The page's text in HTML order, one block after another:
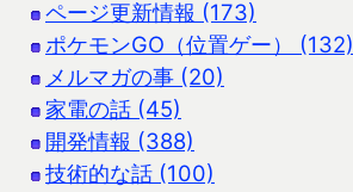
ページ更新情報 (173)
ポケモンGO（位置ゲー） (132)
メルマガの事 (20)
家電の話 (45)
開発情報 (388)
技術的な話 (100)